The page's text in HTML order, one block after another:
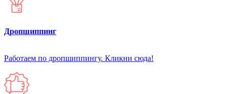
Дропшиппинг
Работаем по дропшиппингу. Кликни сюда!